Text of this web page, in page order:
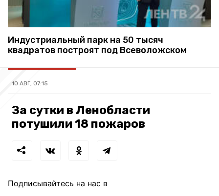
Индустриальный парк на 50 тысяч
квадратов построят под Всеволожском
10 АВГ, 07:15
За сутки в Ленобласти
потушили 18 пожаров
Подписывайтесь на нас в